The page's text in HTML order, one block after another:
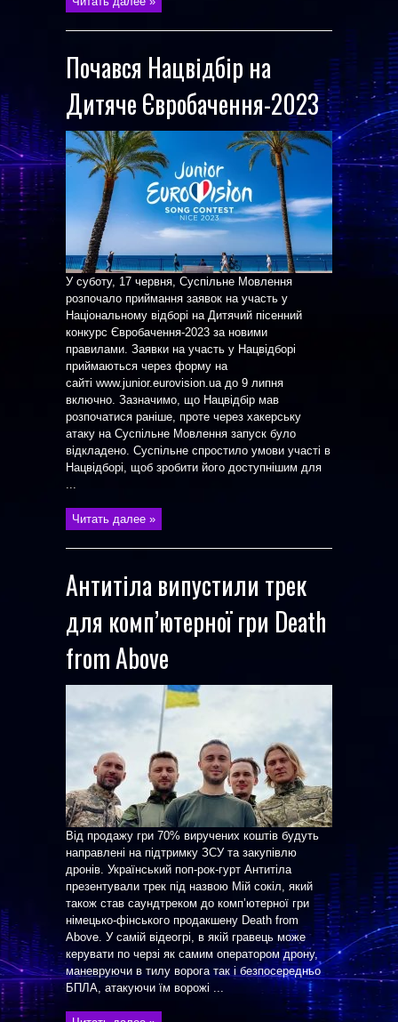
Почався Нацвідбір на
Дитяче Євробачення-2023
У суботу, 17 червня, Суспільне Мовлення
розпочало приймання заявок на участь у
Національному відборі на Дитячий пісенний
конкурс Євробачення-2023 за новими
правилами. Заявки на участь у Нацвідборі
приймаються через форму на
сайті www.junior.eurovision.ua до 9 липня
включно. Зазначимо, що Нацвідбір мав
розпочатися раніше, проте через хакерську
атаку на Суспільне Мовлення запуск було
відкладено. Суспільне спростило умови участі в
Нацвідборі, щоб зробити його доступнішим для
...
Читать далее »
Антитіла випустили трек
для комп’ютерної гри Death
from Above
Від продажу гри 70% виручених коштів будуть
направлені на підтримку ЗСУ та закупівлю
дронів. Український поп-рок-гурт Антитіла
презентували трек під назвою Мій сокіл, який
також став саундтреком до комп’ютерної гри
німецько-фінського продакшену Death from
Above. У самій відеогрі, в якій гравець може
керувати по черзі як самим оператором дрону,
маневруючи в тилу ворога так і безпосередньо
БПЛА, атакуючи їм ворожі ...